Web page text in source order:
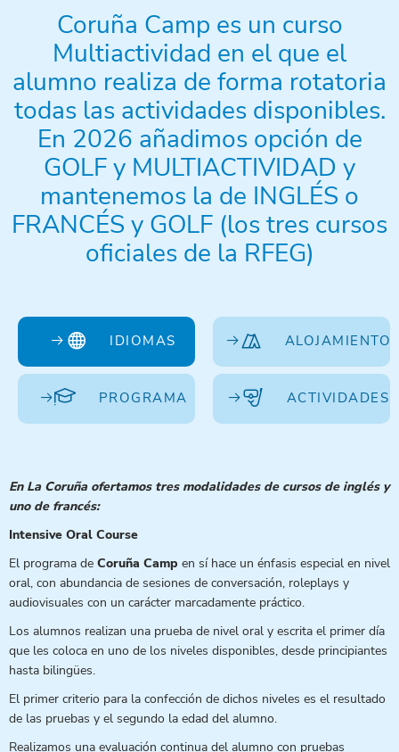
Coruña Camp es un curso
Multiactividad en el que el
alumno realiza de forma rotatoria
todas las actividades disponibles.
En 2026 añadimos opción de
GOLF y MULTIACTIVIDAD y
mantenemos la de INGLÉS o
FRANCÉS y GOLF (los tres cursos
oficiales de la RFEG)
IDIOMAS ALOJAMIENTO
PROGRAMA ACTIVIDADES
En La Coruña ofertamos tres modalidades de cursos de inglés y
uno de francés:
Intensive Oral Course
El programa de Coruña Camp en sí hace un énfasis especial en nivel
oral, con abundancia de sesiones de conversación, roleplays y
audiovisuales con un carácter marcadamente práctico.
Los alumnos realizan una prueba de nivel oral y escrita el primer día
que les coloca en uno de los niveles disponibles, desde principiantes
hasta bilingües.
El primer criterio para la confección de dichos niveles es el resultado
de las pruebas y el segundo la edad del alumno.
Realizamos una evaluación continua del alumno con pruebas